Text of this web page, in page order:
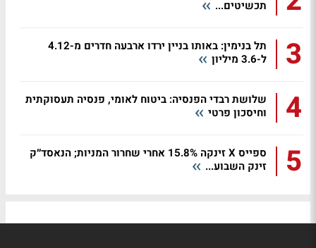
תכשיטים...
3
תל בנימין: באותו בניין ירדו ארבעה חדרים מ-4.12
ל-3.6 מיליון
4
שלושת רבדי הפנסיה: ביטוח לאומי, פנסיה תעסוקתית
וחיסכון פרטי
5
ספייס X זינקה 15.8% אחרי שחרור המניות; הנאסד״ק
זינק השבוע...